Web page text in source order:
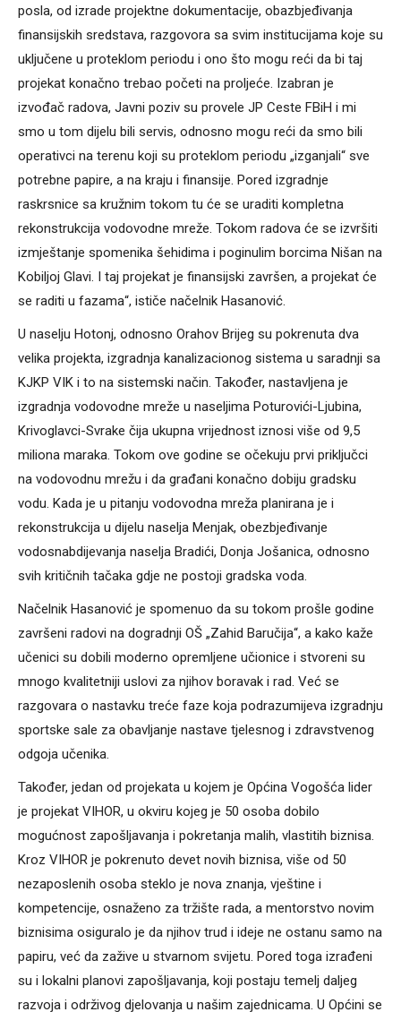
posla, od izrade projektne dokumentacije, obazbjeđivanja
finansijskih sredstava, razgovora sa svim institucijama koje su
uključene u proteklom periodu i ono što mogu reći da bi taj
projekat konačno trebao početi na proljeće. Izabran je
izvođač radova, Javni poziv su provele JP Ceste FBiH i mi
smo u tom dijelu bili servis, odnosno mogu reći da smo bili
operativci na terenu koji su proteklom periodu „izganjali“ sve
potrebne papire, a na kraju i finansije. Pored izgradnje
raskrsnice sa kružnim tokom tu će se uraditi kompletna
rekonstrukcija vodovodne mreže. Tokom radova će se izvršiti
izmještanje spomenika šehidima i poginulim borcima Nišan na
Kobiljoj Glavi. I taj projekat je finansijski završen, a projekat će
se raditi u fazama“, ističe načelnik Hasanović.
U naselju Hotonj, odnosno Orahov Brijeg su pokrenuta dva
velika projekta, izgradnja kanalizacionog sistema u saradnji sa
KJKP VIK i to na sistemski način. Također, nastavljena je
izgradnja vodovodne mreže u naseljima Poturovići-Ljubina,
Krivoglavci-Svrake čija ukupna vrijednost iznosi više od 9,5
miliona maraka. Tokom ove godine se očekuju prvi priključci
na vodovodnu mrežu i da građani konačno dobiju gradsku
vodu. Kada je u pitanju vodovodna mreža planirana je i
rekonstrukcija u dijelu naselja Menjak, obezbjeđivanje
vodosnabdijevanja naselja Bradići, Donja Jošanica, odnosno
svih kritičnih tačaka gdje ne postoji gradska voda.
Načelnik Hasanović je spomenuo da su tokom prošle godine
završeni radovi na dogradnji OŠ „Zahid Baručija“, a kako kaže
učenici su dobili moderno opremljene učionice i stvoreni su
mnogo kvalitetniji uslovi za njihov boravak i rad. Već se
razgovara o nastavku treće faze koja podrazumijeva izgradnju
sportske sale za obavljanje nastave tjelesnog i zdravstvenog
odgoja učenika.
Također, jedan od projekata u kojem je Općina Vogošća lider
je projekat VIHOR, u okviru kojeg je 50 osoba dobilo
mogućnost zapošljavanja i pokretanja malih, vlastitih biznisa.
Kroz VIHOR je pokrenuto devet novih biznisa, više od 50
nezaposlenih osoba steklo je nova znanja, vještine i
kompetencije, osnaženo za tržište rada, a mentorstvo novim
biznisima osiguralo je da njihov trud i ideje ne ostanu samo na
papiru, već da zažive u stvarnom svijetu. Pored toga izrađeni
su i lokalni planovi zapošljavanja, koji postaju temelj daljeg
razvoja i održivog djelovanja u našim zajednicama. U Općini se